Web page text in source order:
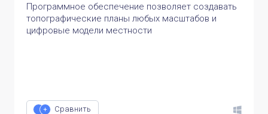
Программное обеспечение позволяет создавать
топографические планы любых масштабов и
цифровые модели местности
Сравнить